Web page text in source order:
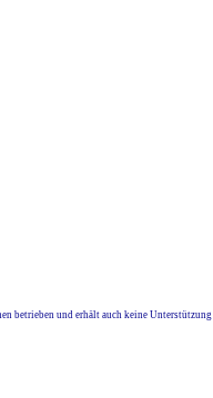
betrieben und erhält auch keine